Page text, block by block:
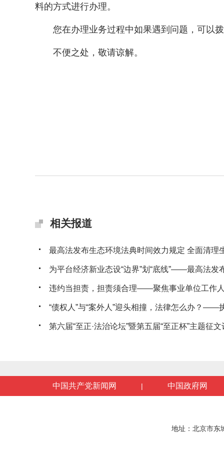
料的方式进行办理。
您在办理业务过程中如果遇到问题，可以拨
不便之处，敬请谅解。
相关报道
最高法发布生态环境法典时间效力规定 全面清理
为平台经济新业态设“边界”划“底线”——最高法发
违约当担责，担责须合理——聚焦事业单位工作
“债权人”与“案外人”迎头相撞，法律怎么办？——
第六届“至正·法治论坛”暨第五届“至正杯”主题征文
中国共产党新闻网 | 中国政府网
地址：北京市东